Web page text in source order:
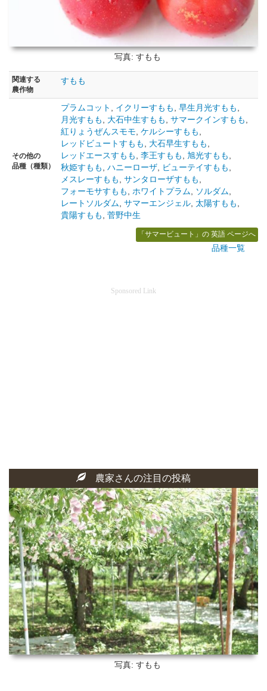
写真: すもも
関連する
農作物
すもも
その他の
品種（種類）
プラムコット イクリーすもも 早生月光すもも
月光すもも
大石中生すもも サマークインすもも
紅りょうぜんスモモ ケルシーすもも
レッドビュートすもも
大石早生すもも
レッドエースすもも
李王すもも 旭光すもも
秋姫すもも
ハニーローザ ビューテイすもも
メスレーすもも
サンタローザすもも
フォーモサすもも
ホワイトプラム ソルダム
レートソルダム サマーエンジェル 太陽すもも
貴陽すもも
菅野中生
「サマービュート」の 英語 ページへ
品種一覧
Sponsored Link
農家さんの注目の投稿
写真: すもも